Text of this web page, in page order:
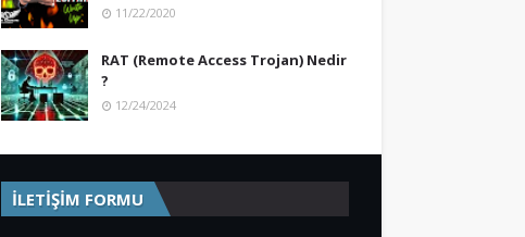
11/22/2020
RAT (Remote Access Trojan) Nedir
?
12/24/2024
İLETİŞİM FORMU